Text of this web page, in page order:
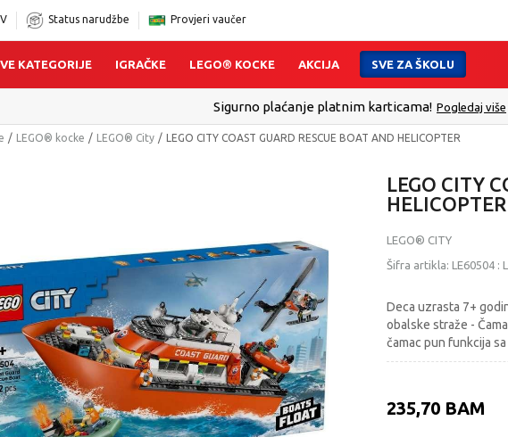
Status narudžbe Provjeri vaučer
KATEGORIJE IGRAČKE LEGO® KOCKE AKCIJA SVE ZA ŠKOLU
Sigurno plaćanje platnim karticama! Pogledaj više
LEGO® kocke LEGO® City LEGO CITY COAST GUARD RESCUE BOAT AND HELICOPTER
LEGO CITY
HELICOPTER
LEGO® CITY
Šifra artikla: LE60504 :
Deca uzrasta 7+
obalske straže -
čamac pun funkcija
235,70 BAM